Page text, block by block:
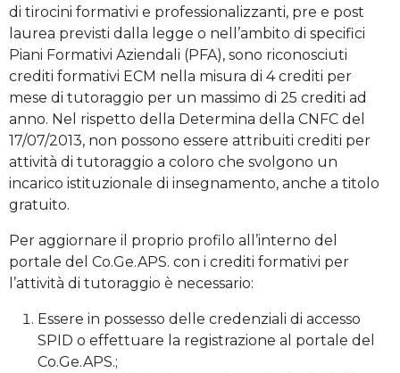
di tirocini formativi e professionalizzanti, pre e post
laurea previsti dalla legge o nell’ambito di specifici
Piani Formativi Aziendali (PFA), sono riconosciuti
crediti formativi ECM nella misura di 4 crediti per
mese di tutoraggio per un massimo di 25 crediti ad
anno. Nel rispetto della Determina della CNFC del
17/07/2013, non possono essere attribuiti crediti per
attività di tutoraggio a coloro che svolgono un
incarico istituzionale di insegnamento, anche a titolo
gratuito.
Per aggiornare il proprio profilo all’interno del
portale del Co.Ge.APS. con i crediti formativi per
l’attività di tutoraggio è necessario:
Essere in possesso delle credenziali di accesso
SPID o effettuare la registrazione al portale del
Co.Ge.APS.;